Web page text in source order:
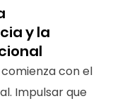
y la
con el
Impulsar que